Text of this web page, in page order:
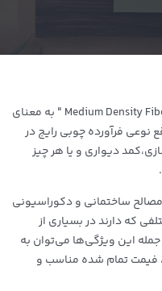
ام دی اف یا MDF مخفف عبارت " Medium Density Fiberboard " به معنای
نوعی فرآورده چوبی رایج در
دیواری و یا هر چیز
ساختمانی و دکوراسیونی
که دارند در بسیاری از
جمله این ویژگی‌ها می‌توان به
فیمت تمام شده مناسب و